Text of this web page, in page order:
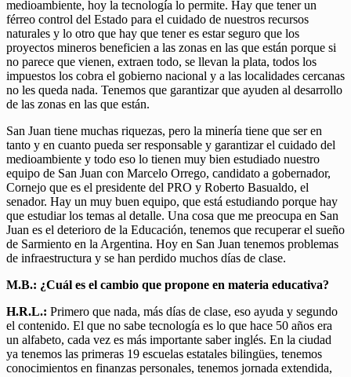
medioambiente, hoy la tecnología lo permite. Hay que tener un
férreo control del Estado para el cuidado de nuestros recursos
naturales y lo otro que hay que tener es estar seguro que los
proyectos mineros beneficien a las zonas en las que están porque si
no parece que vienen, extraen todo, se llevan la plata, todos los
impuestos los cobra el gobierno nacional y a las localidades cercanas
no les queda nada. Tenemos que garantizar que ayuden al desarrollo
de las zonas en las que están.
San Juan tiene muchas riquezas, pero la minería tiene que ser en
tanto y en cuanto pueda ser responsable y garantizar el cuidado del
medioambiente y todo eso lo tienen muy bien estudiado nuestro
equipo de San Juan con Marcelo Orrego, candidato a gobernador,
Cornejo que es el presidente del PRO y Roberto Basualdo, el
senador. Hay un muy buen equipo, que está estudiando porque hay
que estudiar los temas al detalle. Una cosa que me preocupa en San
Juan es el deterioro de la Educación, tenemos que recuperar el sueño
de Sarmiento en la Argentina. Hoy en San Juan tenemos problemas
de infraestructura y se han perdido muchos días de clase.
M.B.: ¿Cuál es el cambio que propone en materia educativa?
H.R.L.: Primero que nada, más días de clase, eso ayuda y segundo
el contenido. El que no sabe tecnología es lo que hace 50 años era
un alfabeto, cada vez es más importante saber inglés. En la ciudad
ya tenemos las primeras 19 escuelas estatales bilingües, tenemos
conocimientos en finanzas personales, tenemos jornada extendida,